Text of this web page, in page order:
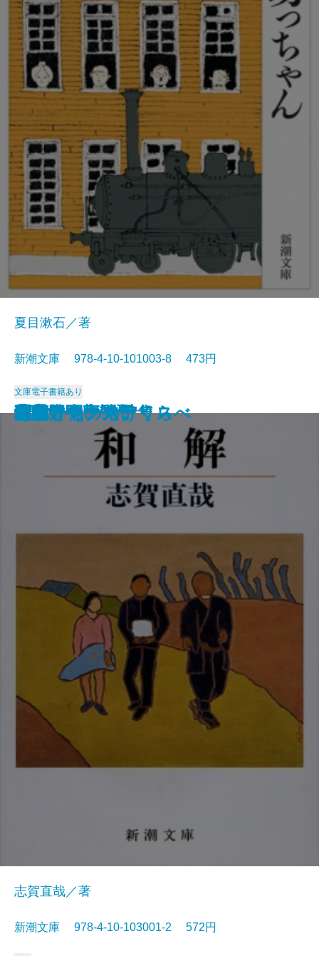
猟銃・闘牛
ヴェルレーヌ詩集
草枕
斜陽
高村光太郎詩集
歌行燈・高野聖
土
真実一路
老妓抄
坊っちゃん
夏目漱石／著
新潮文庫 978-4-10-101003-8 473円
文庫電子書籍あり
和解
志賀直哉／著
新潮文庫 978-4-10-103001-2 572円
ヰタ・セクスアリス
出家とその弟子
にごりえ・たけくらべ
武蔵野
白痴
青年
雁
それから
門